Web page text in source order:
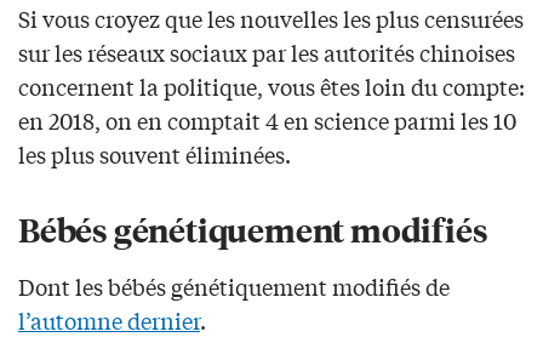
Si vous croyez que les nouvelles les plus censurées
sur les réseaux sociaux par les autorités chinoises
concernent la politique, vous êtes loin du compte:
en 2018, on en comptait 4 en science parmi les 10
les plus souvent éliminées.
Bébés génétiquement modifiés
Dont les bébés génétiquement modifiés de
l’automne dernier.